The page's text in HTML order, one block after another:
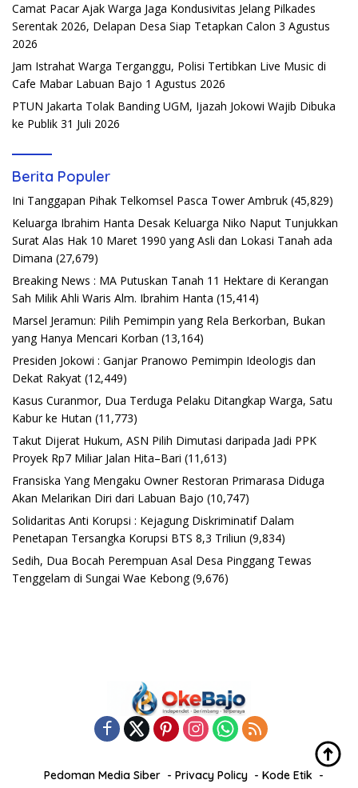
Camat Pacar Ajak Warga Jaga Kondusivitas Jelang Pilkades
Serentak 2026, Delapan Desa Siap Tetapkan Calon 3 Agustus
2026
Jam Istrahat Warga Terganggu, Polisi Tertibkan Live Music di
Cafe Mabar Labuan Bajo 1 Agustus 2026
PTUN Jakarta Tolak Banding UGM, Ijazah Jokowi Wajib Dibuka
ke Publik 31 Juli 2026
Berita Populer
Ini Tanggapan Pihak Telkomsel Pasca Tower Ambruk (45,829)
Keluarga Ibrahim Hanta Desak Keluarga Niko Naput Tunjukkan
Surat Alas Hak 10 Maret 1990 yang Asli dan Lokasi Tanah ada
Dimana (27,679)
Breaking News : MA Putuskan Tanah 11 Hektare di Kerangan
Sah Milik Ahli Waris Alm. Ibrahim Hanta (15,414)
Marsel Jeramun: Pilih Pemimpin yang Rela Berkorban, Bukan
yang Hanya Mencari Korban (13,164)
Presiden Jokowi : Ganjar Pranowo Pemimpin Ideologis dan
Dekat Rakyat (12,449)
Kasus Curanmor, Dua Terduga Pelaku Ditangkap Warga, Satu
Kabur ke Hutan (11,773)
Takut Dijerat Hukum, ASN Pilih Dimutasi daripada Jadi PPK
Proyek Rp7 Miliar Jalan Hita–Bari (11,613)
Fransiska Yang Mengaku Owner Restoran Primarasa Diduga
Akan Melarikan Diri dari Labuan Bajo (10,747)
Solidaritas Anti Korupsi : Kejagung Diskriminatif Dalam
Penetapan Tersangka Korupsi BTS 8,3 Triliun (9,834)
Sedih, Dua Bocah Perempuan Asal Desa Pinggang Tewas
Tenggelam di Sungai Wae Kebong (9,676)
Pedoman Media Siber Privacy Policy
Kode Etik